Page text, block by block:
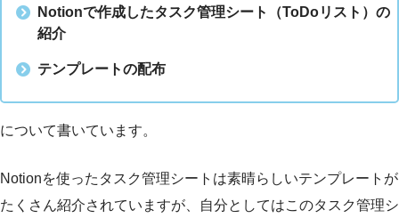
Notionで作成したタスク管理シート（ToDoリスト）の
紹介
テンプレートの配布
について書いています。
Notionを使ったタスク管理シートは素晴らしいテンプレートが
たくさん紹介されていますが、自分としてはこのタスク管理シ